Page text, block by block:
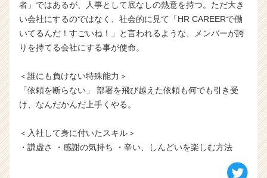
者」ではあるが、人事として底なしの熱意を持つ。ただ大き
い会社にするのではなく、社会的に見て「HR CAREERで働
いてるんだ！すごいね！」と言われるような、メンバーが誇
りを持てる会社にする事が使命。
＜誰にも負けない特殊能力＞
「依頼を断らない」 部署を飛び越えた依頼も何でも引き受
け、なんだかんだ上手くやる。
＜入社して身に付いたスキル＞
・謙虚さ ・感謝の気持ち ・辛い、しんどいを楽しむ方法